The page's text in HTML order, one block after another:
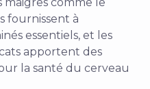
maigres comme le
fournissent à
essentiels, et les
apportent des
la santé du cerveau